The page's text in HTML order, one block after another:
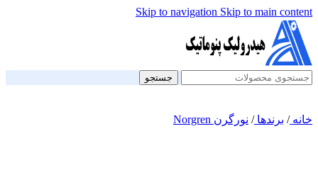
Skip to navigation Skip to main content
جستجو
خانه/ برندها/ نورگرن Norgren